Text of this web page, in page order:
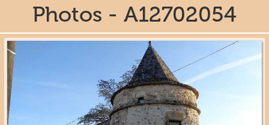
Photos - A12702054